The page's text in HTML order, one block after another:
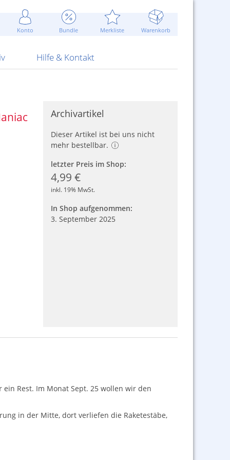
Konto Bundle Merkliste Warenkorb
Attrappen Blitzschnell...
Sommerpreise u.v.m.
ARS Pirotecnia
Hilfe & Kontakt
Kontaktformular
AGB
Archivartikel
Dieser Artikel ist bei uns nicht
mehr bestellbar.
letzter Preis im Shop:
4,99 €
inkl. 19% MwSt.
In Shop aufgenommen:
3. September 2025
Rest. Im Monat Sept. 25 wollen wir den
in der Mitte, dort verliefen die Raketestäbe,